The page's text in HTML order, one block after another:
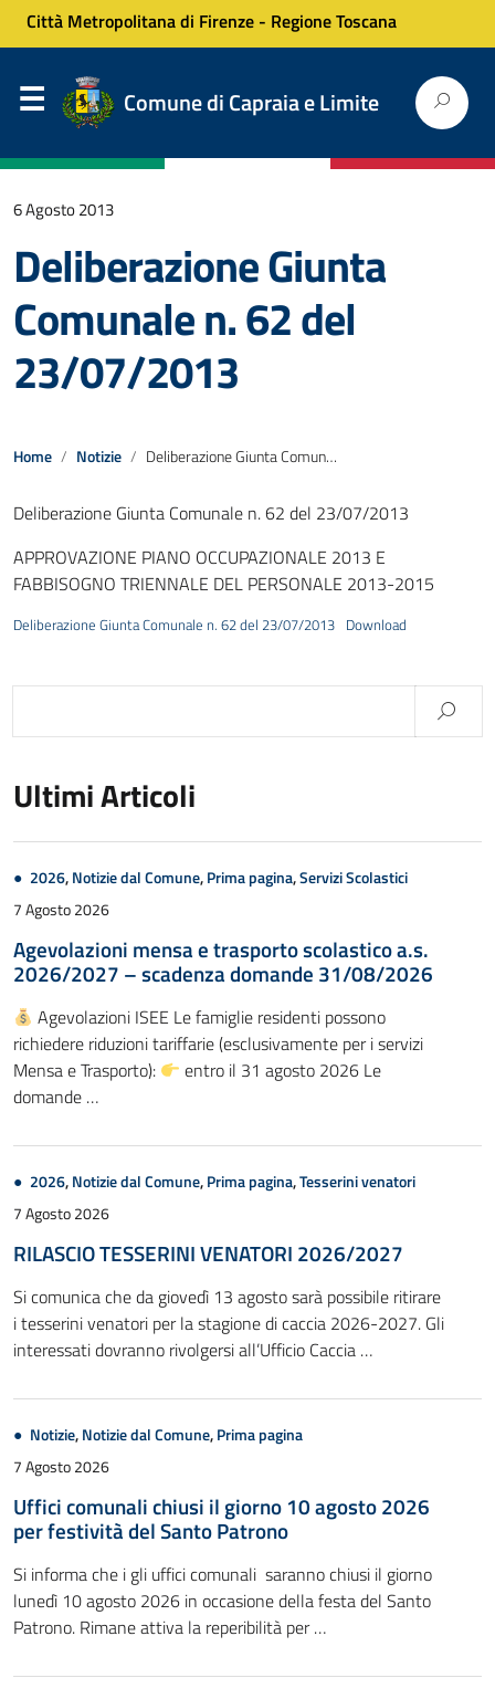
Città Metropolitana di Firenze - Regione Toscana
Comune di Capraia e Limite
6 Agosto 2013
Deliberazione Giunta
Comunale n. 62 del
23/07/2013
Home Notizie Deliberazione Giunta Comunale n. 62 del 23/07/2013
Deliberazione Giunta Comunale n. 62 del 23/07/2013
APPROVAZIONE PIANO OCCUPAZIONALE 2013 E
FABBISOGNO TRIENNALE DEL PERSONALE 2013-2015
Deliberazione Giunta Comunale n. 62 del 23/07/2013 Download
Ultimi Articoli
2026,Notizie dal Comune,Prima pagina,Servizi Scolastici
7 Agosto 2026
Agevolazioni mensa e trasporto scolastico a.s.
2026/2027 – scadenza domande 31/08/2026
Agevolazioni ISEE Le famiglie residenti possono
richiedere riduzioni tariffarie (esclusivamente per i servizi
Mensa e Trasporto):
entro il 31 agosto 2026 Le
domande …
2026,Notizie dal Comune,Prima pagina,Tesserini venatori
7 Agosto 2026
RILASCIO TESSERINI VENATORI 2026/2027
Si comunica che da giovedì 13 agosto sarà possibile ritirare
i tesserini venatori per la stagione di caccia 2026-2027. Gli
interessati dovranno rivolgersi all’Ufficio Caccia …
Notizie,Notizie dal Comune,Prima pagina
7 Agosto 2026
Uffici comunali chiusi il giorno 10 agosto 2026
per festività del Santo Patrono
Si informa che i gli uffici comunali saranno chiusi il giorno
lunedì 10 agosto 2026 in occasione della festa del Santo
Patrono. Rimane attiva la reperibilità per …